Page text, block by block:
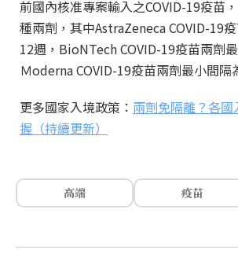
前國內核准專案輸入之COVID-19疫苗
種兩劑，其中AstraZeneca COVID-19
12週，BioNTech COVID-19疫苗兩劑
Ｍoderna COVID-19疫苗兩劑最小間隔
更多國家入境政策： 兩劑免隔離？各
握（持續更新）
高端 疫苗